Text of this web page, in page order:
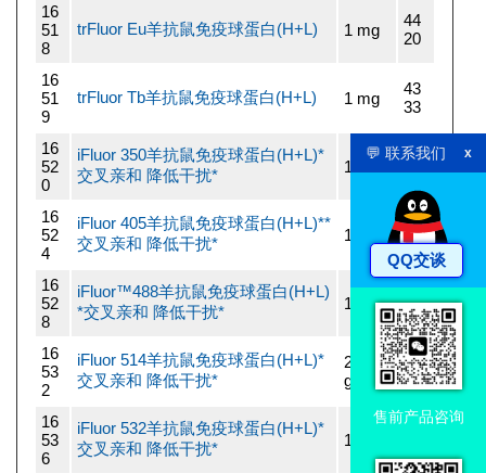
16
51
8
trFluor Eu羊抗鼠免疫球蛋白(H+L) 1 mg
44
20
16
51
9
trFluor Tb羊抗鼠免疫球蛋白(H+L) 1 mg
43
33
16
52
0
iFluor 350羊抗鼠免疫球蛋白(H+L)*
交叉亲和 降低干扰*
1 mg
14
70
16
52
4
iFluor 405羊抗鼠免疫球蛋白(H+L)**
交叉亲和 降低干扰*
1 mg
14
70
16
52
8
iFluor™488羊抗鼠免疫球蛋白(H+L)
*交叉亲和 降低干扰*
1 mg
14
70
16
53
2
iFluor 514羊抗鼠免疫球蛋白(H+L)*
交叉亲和 降低干扰*
200 u
g
14
70
16
53
6
iFluor 532羊抗鼠免疫球蛋白(H+L)*
交叉亲和 降低干扰*
1 mg
14
💬 联系我们 x
QQ交谈
售前产品咨询